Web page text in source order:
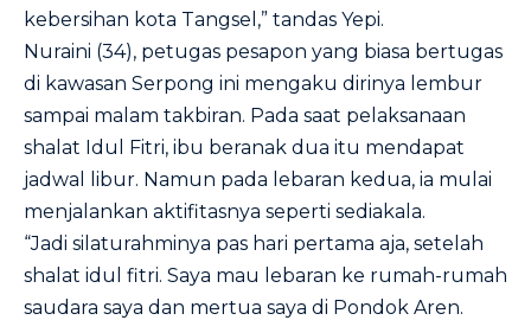
kebersihan kota Tangsel,” tandas Yepi.
Nuraini (34), petugas pesapon yang biasa bertugas
di kawasan Serpong ini mengaku dirinya lembur
sampai malam takbiran. Pada saat pelaksanaan
shalat Idul Fitri, ibu beranak dua itu mendapat
jadwal libur. Namun pada lebaran kedua, ia mulai
menjalankan aktifitasnya seperti sediakala.
“Jadi silaturahminya pas hari pertama aja, setelah
shalat idul fitri. Saya mau lebaran ke rumah-rumah
saudara saya dan mertua saya di Pondok Aren.